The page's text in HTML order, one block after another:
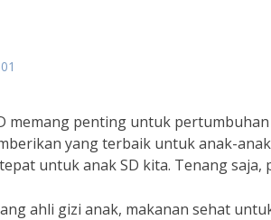
memang penting untuk
yang terbaik untuk anak-
untuk anak SD kita. Tenang saja,
ahli gizi anak, makanan sehat